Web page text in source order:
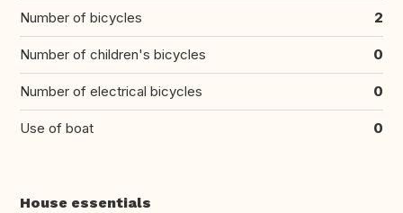
Number of bicycles 2
Number of children's bicycles 0
Number of electrical bicycles 0
Use of boat 0
House essentials